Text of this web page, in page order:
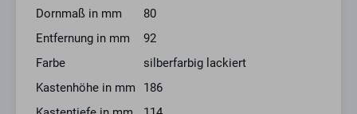
Dornmaß in mm
80
Entfernung in mm
92
Farbe
silberfarbig lackiert
Kastenhöhe in mm
186